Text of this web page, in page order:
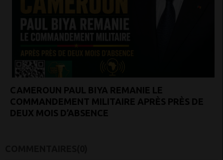
CAMEROUN PAUL BIYA REMANIE LE
COMMANDEMENT MILITAIRE APRÈS PRÈS DE
DEUX MOIS D’ABSENCE